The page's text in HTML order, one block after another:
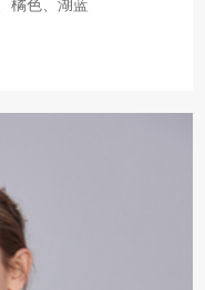
橘色、湖蓝